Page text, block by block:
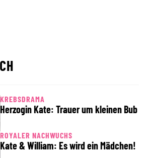
KREBSDRAMA
Herzogin Kate: Trauer um kleinen Bub
ROYALER NACHWUCHS
Kate & William: Es wird ein Mädchen!